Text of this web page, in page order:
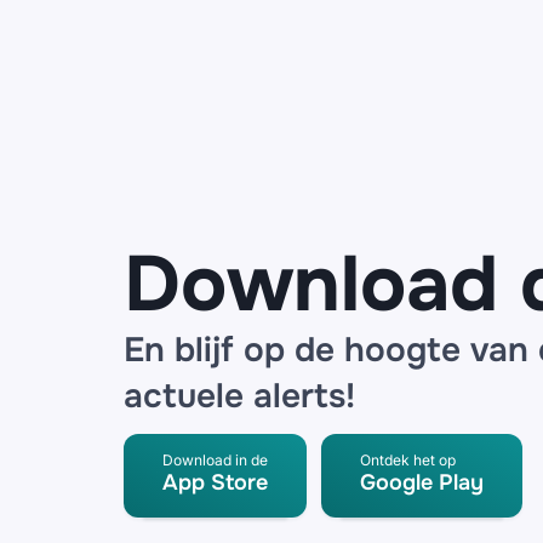
Download
En blijf op de hoogte van
actuele alerts!
Download in de
App Store
Ontdek het op
Google Play